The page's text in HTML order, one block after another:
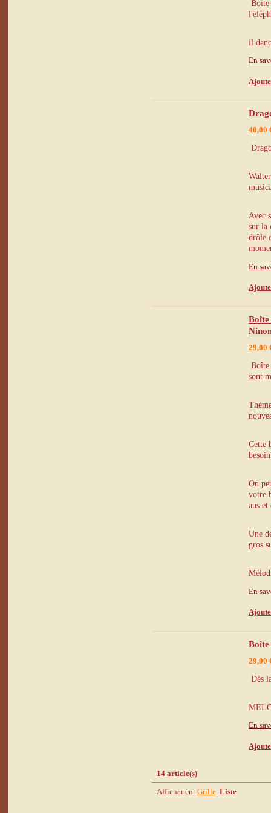
Boite
il
En
40,00
Avec
sur la
drôle
En
Boîte
29,00
Boîte
sont
Cette
On
votre
ans
Une
gros
En
Boîte
29,00
Dès
En
14 article(s)
Afficher en: Grille Liste